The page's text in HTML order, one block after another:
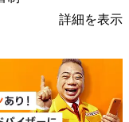
詳細を表示